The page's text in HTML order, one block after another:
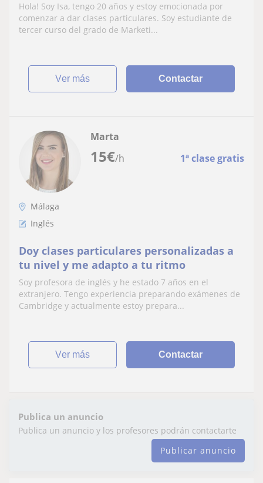
Hola! Soy Isa, tengo 20 años y estoy emocionada por
comenzar a dar clases particulares. Soy estudiante de
tercer curso del grado de Marketi...
ver más Contactar
15€/h 1ª clase gratis
Marta
Málaga
Inglés
Doy clases particulares personalizadas a
tu nivel y me adapto a tu ritmo
Soy profesora de inglés y he estado 7 años en el
extranjero. Tengo experiencia preparando exámenes de
Cambridge y actualmente estoy prepara...
ver más Contactar
Publica un anuncio
Publica un anuncio y los profesores podrán contactarte
Publicar anuncio